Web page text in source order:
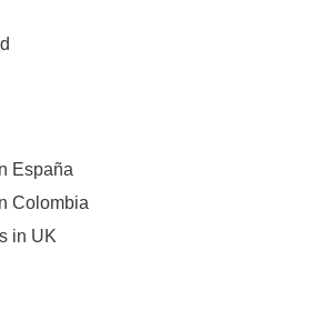
España
Colombia
in UK